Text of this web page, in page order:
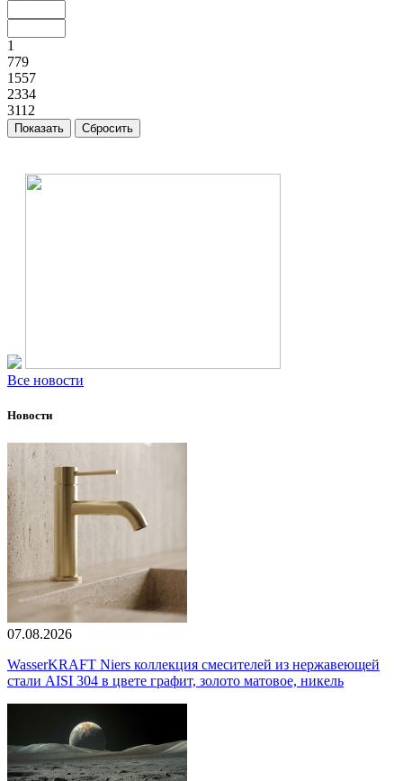
1
779
1557
2334
3112
Все новости
Новости
07.08.2026
WasserKRAFT Niers коллекция смесителей из нержавеющей
стали AISI 304 в цвете графит, золото матовое, никель